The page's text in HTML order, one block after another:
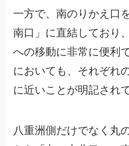
一方で、南のりかえ口
南口」に直結しており
への移動に非常に便利
においても、それぞれ
に近いことが明記され
八重洲側だけでなく丸